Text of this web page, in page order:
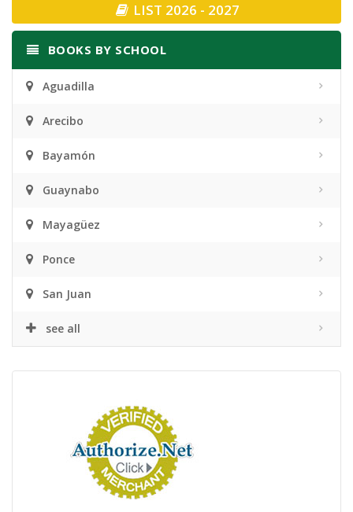
LIST 2026 - 2027
BOOKS BY SCHOOL
Aguadilla
Arecibo
Bayamón
Guaynabo
Mayagüez
Ponce
San Juan
see all